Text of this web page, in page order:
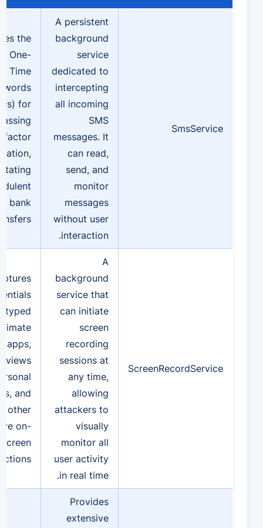
SmsService
A persistent
background
service
dedicated to
intercepting
all incoming
SMS
messages. It
can read,
send, and
monitor
messages
without user
interaction.
the
One-
Time
for
factor
bank
ScreenRecordService
A
background
service that
can initiate
screen
recording
sessions at
any time,
allowing
attackers to
visually
monitor all
user activity
in real time.
typed
apps,
views
and
other
on-
screen
Provides
extensive